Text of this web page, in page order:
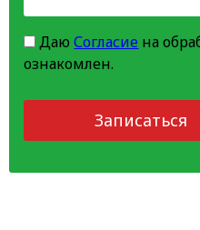
ДаюСогласие на
ознакомлен.
Записаться